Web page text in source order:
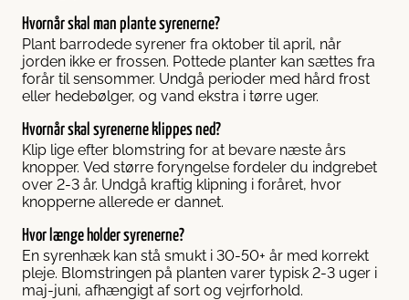
Hvornår skal man plante syrenerne?
Plant barrodede syrener fra oktober til april, når
jorden ikke er frossen. Pottede planter kan sættes fra
forår til sensommer. Undgå perioder med hård frost
eller hedebølger, og vand ekstra i tørre uger.
Hvornår skal syrenerne klippes ned?
Klip lige efter blomstring for at bevare næste års
knopper. Ved større foryngelse fordeler du indgrebet
over 2-3 år. Undgå kraftig klipning i foråret, hvor
knopperne allerede er dannet.
Hvor længe holder syrenerne?
En syrenhæk kan stå smukt i 30-50+ år med korrekt
pleje. Blomstringen på planten varer typisk 2-3 uger i
maj-juni, afhængigt af sort og vejrforhold.